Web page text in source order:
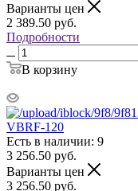
Варианты цен
2 389.50 руб.
Подробности
В корзину
VBRF-120
Есть в наличии: 9
3 256.50 руб.
Варианты цен
3 256.50 руб.